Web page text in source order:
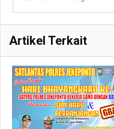
Artikel Terkait